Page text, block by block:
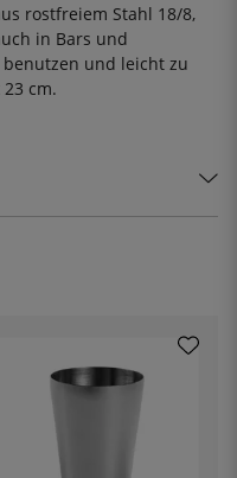
rostfreiem Stahl 18/8,
in Bars und
und leicht zu
cm.